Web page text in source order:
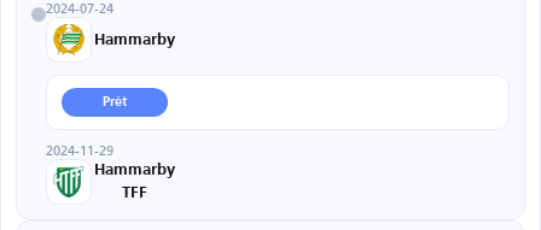
2024-07-24
Hammarby
Prêt
2024-11-29
Hammarby
TFF